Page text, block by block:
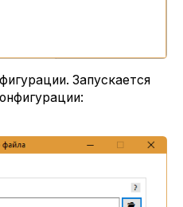
Запускается